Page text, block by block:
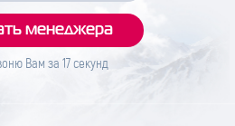
Вам за 17секунд